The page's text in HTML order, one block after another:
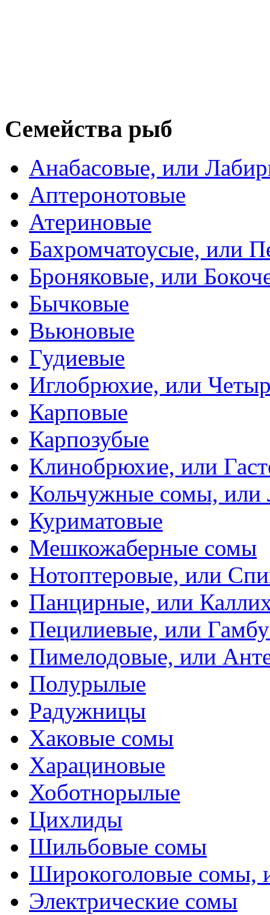
Семейства рыб
Анабасовые, или
Аптеронотовые
Атериновые
Бахромчатоусые, или
Броняковые, или
Бычковые
Вьюновые
Гудиевые
Иглобрюхие, или
Карповые
Карпозубые
Клинобрюхие, или
Кольчужные сомы, или
Куриматовые
Мешкожаберные сомы
Нотоптеровые, или
Панцирные, или
Пецилиевые, или
Пимелодовые, или
Полурылые
Радужницы
Хаковые сомы
Харациновые
Хоботнорылые
Цихлиды
Шильбовые сомы
Широкоголовые сомы,
Электрические сомы